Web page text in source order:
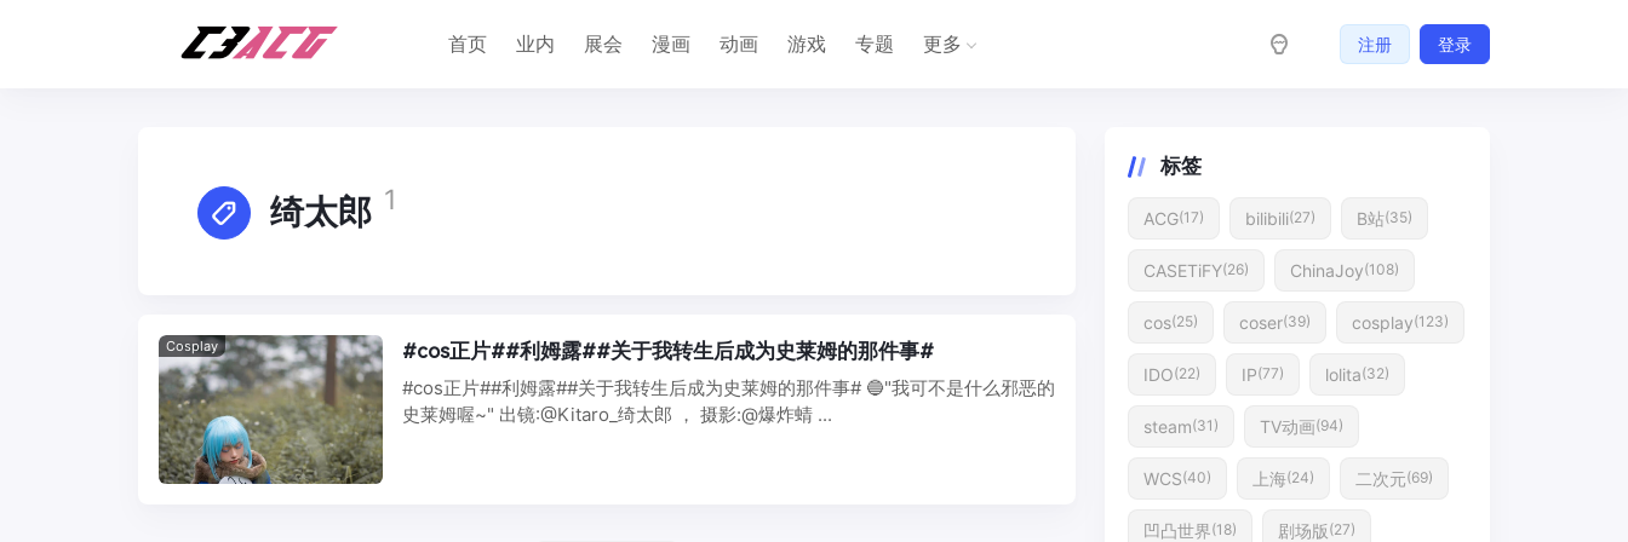
首页 业内 展会 漫画 动画 游戏 专题 更多 注册 登录
绮太郎 1
Cosplay #cos正片##利姆露##关于我转生后成为史莱姆的那件事#
#cos正片##利姆露##关于我转生后成为史莱姆的那件事# 🔵"我可不是什么邪恶的
史莱姆喔~" 出镜:@Kitaro_绮太郎 ， 摄影:@爆炸蜻 ...
标签
ACG(17) bilibili(27) B站(35)
CASETiFY(26) ChinaJoy(108)
cos(25) coser(39) cosplay(123)
IDO(22) IP(77) lolita(32)
steam(31) TV动画(94)
WCS(40) 上海(24) 二次元(69)
凹凸世界(18) 剧场版(27)